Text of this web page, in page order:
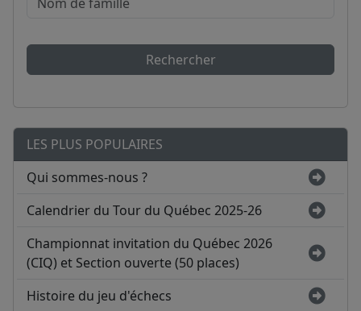
Rechercher
LES PLUS POPULAIRES
Qui sommes-nous ?
Calendrier du Tour du Québec 2025-26
Championnat invitation du Québec 2026
(CIQ) et Section ouverte (50 places)
Histoire du jeu d'échecs